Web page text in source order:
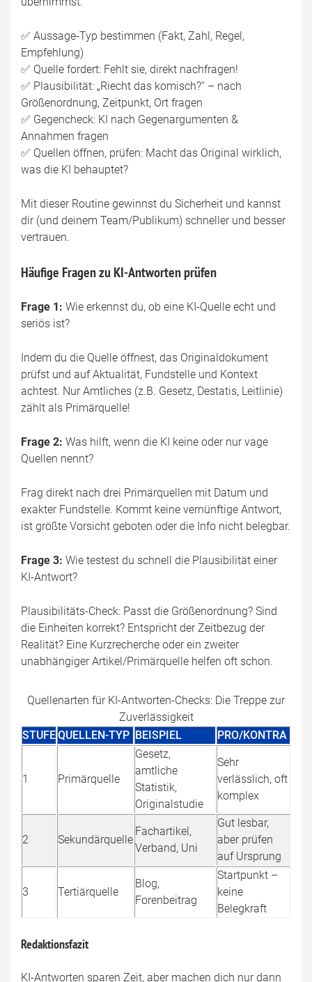
✅ Aussage-Typ bestimmen (Fakt, Zahl, Regel,
Empfehlung)
✅ Quelle fordert: Fehlt sie, direkt nachfragen!
✅ Plausibilität: „Riecht das komisch?“ – nach
Größenordnung, Zeitpunkt, Ort fragen
✅ Gegencheck: KI nach Gegenargumenten &
Annahmen fragen
✅ Quellen öffnen, prüfen: Macht das Original wirklich,
was die KI behauptet?
Mit dieser Routine gewinnst du Sicherheit und kannst
dir (und deinem Team/Publikum) schneller und besser
vertrauen.
Häufige Fragen zu KI-Antworten prüfen
Frage 1: Wie erkennst du, ob eine KI-Quelle echt und
seriös ist?
Indem du die Quelle öffnest, das Originaldokument
prüfst und auf Aktualität, Fundstelle und Kontext
achtest. Nur Amtliches (z.B. Gesetz, Destatis, Leitlinie)
zählt als Primärquelle!
Frage 2: Was hilft, wenn die KI keine oder nur vage
Quellen nennt?
Frag direkt nach drei Primärquellen mit Datum und
exakter Fundstelle. Kommt keine vernünftige Antwort,
ist größte Vorsicht geboten oder die Info nicht belegbar.
Frage 3: Wie testest du schnell die Plausibilität einer
KI-Antwort?
Plausibilitäts-Check: Passt die Größenordnung? Sind
die Einheiten korrekt? Entspricht der Zeitbezug der
Realität? Eine Kurzrecherche oder ein zweiter
unabhängiger Artikel/Primärquelle helfen oft schon.
Quellenarten für KI-Antworten-Checks: Die Treppe zur
Zuverlässigkeit
STUFEQUELLEN-TYP BEISPIEL PRO/KONTRA
1 Primärquelle
Gesetz,
amtliche
Statistik,
Originalstudie
Sehr
verlässlich, oft
komplex
2 Sekundärquelle
Fachartikel,
Verband, Uni
Gut lesbar,
aber prüfen
auf Ursprung
3 Tertiärquelle
Blog,
Forenbeitrag
Startpunkt –
keine
Belegkraft
Redaktionsfazit
KI-Antworten sparen Zeit, aber machen dich nur dann